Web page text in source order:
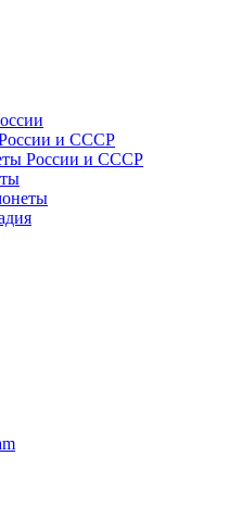
и СССР
России и СССР